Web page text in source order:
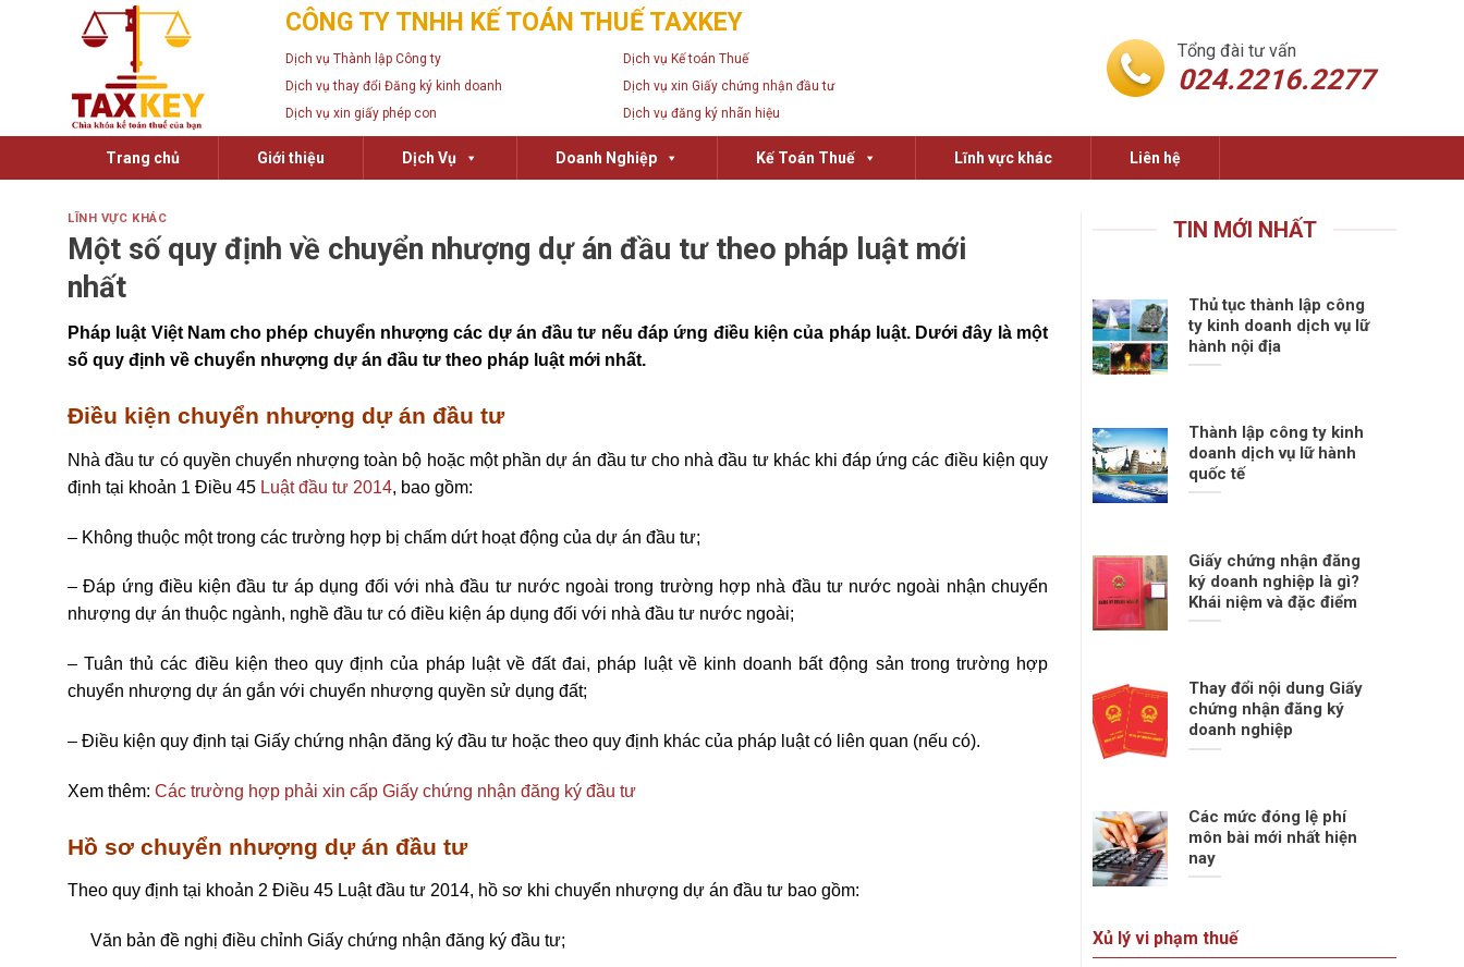
CÔNG TY TNHH KẾ TOÁN THUẾ TAXKEY
Dịch vụ Thành lập Công ty
Dịch vụ Kế toán Thuế
Dịch vụ thay đổi Đăng ký kinh doanh
Dịch vụ xin Giấy chứng nhận đầu tư
Dịch vụ xin giấy phép con
Dịch vụ đăng ký nhãn hiệu
Tổng đài tư vấn
024.2216.2277
Trang chủ Giới thiệu Dịch Vụ Doanh Nghiệp Kế Toán Thuế Lĩnh vực khác Liên hệ
LĨNH VỰC KHÁC
Một số quy định về chuyển nhượng dự án đầu tư theo pháp luật mới
nhất
Pháp luật Việt Nam cho phép chuyển nhượng các dự án đầu tư nếu đáp ứng điều kiện của pháp luật. Dưới đây là một
số quy định về chuyển nhượng dự án đầu tư theo pháp luật mới nhất.
Điều kiện chuyển nhượng dự án đầu tư
Nhà đầu tư có quyền chuyển nhượng toàn bộ hoặc một phần dự án đầu tư cho nhà đầu tư khác khi đáp ứng các điều kiện quy
định tại khoản 1 Điều 45 Luật đầu tư 2014, bao gồm:
– Không thuộc một trong các trường hợp bị chấm dứt hoạt động của dự án đầu tư;
– Đáp ứng điều kiện đầu tư áp dụng đối với nhà đầu tư nước ngoài trong trường hợp nhà đầu tư nước ngoài nhận chuyển
nhượng dự án thuộc ngành, nghề đầu tư có điều kiện áp dụng đối với nhà đầu tư nước ngoài;
– Tuân thủ các điều kiện theo quy định của pháp luật về đất đai, pháp luật về kinh doanh bất động sản trong trường hợp
chuyển nhượng dự án gắn với chuyển nhượng quyền sử dụng đất;
– Điều kiện quy định tại Giấy chứng nhận đăng ký đầu tư hoặc theo quy định khác của pháp luật có liên quan (nếu có).
Xem thêm: Các trường hợp phải xin cấp Giấy chứng nhận đăng ký đầu tư
Hồ sơ chuyển nhượng dự án đầu tư
Theo quy định tại khoản 2 Điều 45 Luật đầu tư 2014, hồ sơ khi chuyển nhượng dự án đầu tư bao gồm:
Văn bản đề nghị điều chỉnh Giấy chứng nhận đăng ký đầu tư;
TIN MỚI NHẤT
Thủ tục thành lập công
ty kinh doanh dịch vụ lữ
hành nội địa
Thành lập công ty kinh
doanh dịch vụ lữ hành
quốc tế
Giấy chứng nhận đăng
ký doanh nghiệp là gì?
Khái niệm và đặc điểm
Thay đổi nội dung Giấy
chứng nhận đăng ký
doanh nghiệp
Các mức đóng lệ phí
môn bài mới nhất hiện
nay
Xủ lý vi phạm thuế